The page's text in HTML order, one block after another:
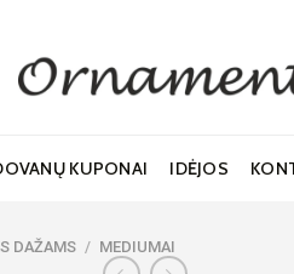
KUPONAI IDĖJOS
DAŽAMS / MEDIUMAI